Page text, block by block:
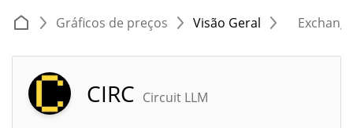
Gráficos de preços Visão Geral
CIRC Circuit LLM